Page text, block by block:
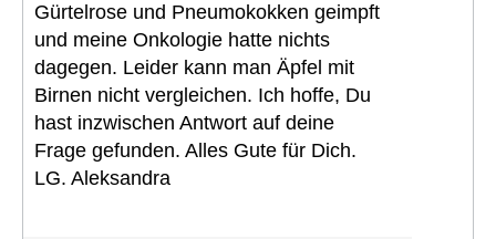
Gürtelrose und Pneumokokken geimpft
und meine Onkologie hatte nichts
dagegen. Leider kann man Äpfel mit
Birnen nicht vergleichen. Ich hoffe, Du
hast inzwischen Antwort auf deine
Frage gefunden. Alles Gute für Dich.
LG. Aleksandra